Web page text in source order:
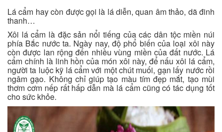
Lá cẩm hay còn được gọi là lá diễn, quan âm thảo, dã đinh
thanh…
Xôi lá cẩm là đặc sản nổi tiếng của các dân tộc miền núi
phía Bắc nước ta. Ngày nay, độ phổ biến của loại xôi này
còn được lan rộng đến nhiều vùng miền của đất nước. Lá
cẩm chính là linh hồn của món xôi này, để nấu xôi lá cẩm,
người ta luộc kỹ lá cẩm với một chút muối, gạn lấy nước rồi
ngâm gạo. Không chỉ giúp tạo màu tím đẹp mắt, tạo mùi
thơm cơm nếp rất hấp dẫn mà lá cẩm cũng có tác dụng tốt
cho sức khỏe.